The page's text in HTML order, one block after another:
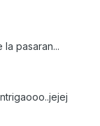
pasaran...